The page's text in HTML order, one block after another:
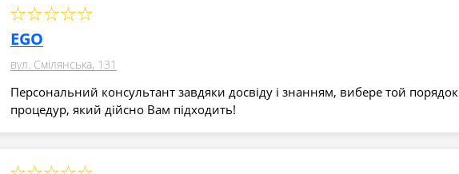
EGO
вул. Смілянська, 131
Персональний консультант завдяки досвіду і знанням, вибере той порядок
процедур, який дійсно Вам підходить!